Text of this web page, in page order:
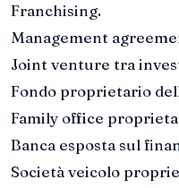
Franchising.
Management
Joint venture tra
Fondo proprietario
Family office
Banca esposta sul
Società veicolo